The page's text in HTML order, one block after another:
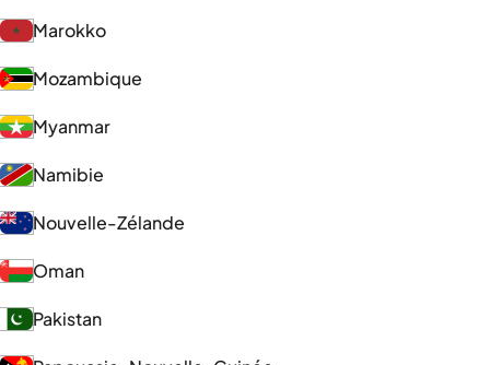
Marokko
Mozambique
Myanmar
Namibie
Nouvelle-Zélande
Oman
Pakistan